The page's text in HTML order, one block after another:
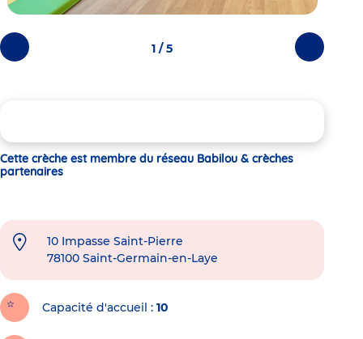
Photos
précédentes
Photos
suivantes
1 / 5
Cette crèche est membre du réseau Babilou & crèches
partenaires
10 Impasse Saint-Pierre
78100 Saint-Germain-en-Laye
Capacité d'accueil 10